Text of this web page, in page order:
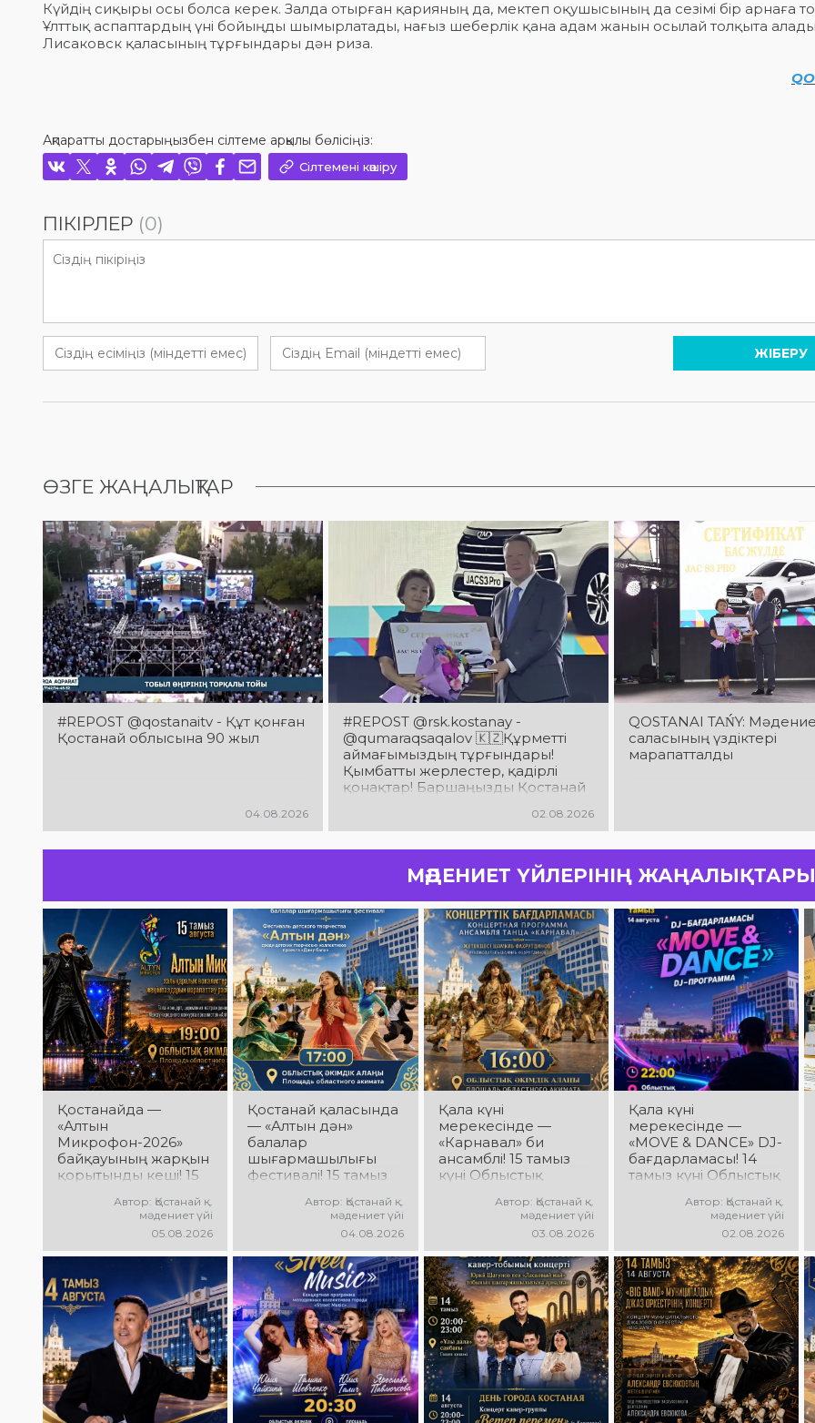
Күйдің сиқыры осы болса керек. Залда отырған қарияның да, мектеп оқушысының да сезімі бір арнаға
Ұлттық аспаптардың үні бойыңды шымырлатады, нағыз шеберлік қана адам жанын осылай толқыта
Лисаковск қаласының тұрғындары дән риза.
Ақпаратты достарыңызбен сілтеме арқылы бөлісіңіз:
Сілтемені көшіру
ПІКІРЛЕР (0)
ЖІБЕРУ
ӨЗГЕ ЖАҢАЛЫҚТАР
#REPOST @qostanaitv - Құт қонған
Қостанай облысына 90 жыл
04.08.2026
#REPOST @rsk.kostanay -
@qumaraqsaqalov 🇰🇿Құрметті
аймағымыздың тұрғындары!
Қымбатты жерлестер, қадірлі
қонақтар! Баршаңызды Қостанай
мерейтойымен шын жүректен
құттықтаймын!
02.08.2026
QOSTANAI TAŃY:
саласының үздіктері
марапатталды
МӘДЕНИЕТ ҮЙЛЕРІНІҢ ЖАҢАЛЫҚТАРЫ
Қостанайда —
«Алтын
Микрофон-2026»
байқауының жарқын
қорытынды кеші! 15
Халықаралық
вокалистер байқауы
жеңімпаздарын
марапаттау рәсімі
мен гала-концерт
өтеді! Сіздерді үздік
орындаушылардың
әсерлі өнері, жарқын
эмоциялар және
ерекше мерекелік
атмосфера күтеді!
Автор: Қостанай қ.
мәдениет үйі
05.08.2026
Қостанай қаласында
— «Алтын дән»
балалар
шығармашылығы
фестивалі! 15 тамыз
әкімдік алаңында
«Даму бала»
жобасының балалар
шығармашылық
ұжымдары
қатысатын «Алтын
дән» фестивалі өтеді!
Сіздерді жас
таланттардың
жарқын өнері, әсем
әндер, әсерлі билер
мен мерекелік көңіл
күй күтеді!
Автор: Қостанай қ.
мәдениет үйі
04.08.2026
Қала күні
мерекесінде —
«Карнавал» би
ансамблі! 15 тамыз
күні Облыстық
«Карнавал» би
ансамблінің
бағдарламасы өтеді!
Ансамбль жетекшісі
— Шамиль
Фахрутдинов.
Сіздерді әсерлі
хореографиялық
қойылымдар,
жарқын бейнелер,
қуатты ырғақ пен
мерекелік көңіл күй
Автор: Қостанай қ.
мәдениет үйі
03.08.2026
Қала күні
мерекесінде —
«MOVE & DANCE» DJ-
бағдарламасы! 14
тамыз күні Облыстық
мерекелік DJ-
бағдарлама өтеді!
Сіздерді заманауи
музыкалық хиттер,
би ырғағы, қуатты
энергия мен жарқын
эмоциялар күтеді!
Автор: Қостанай қ.
мәдениет үйі
02.08.2026